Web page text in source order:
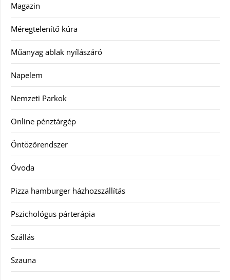
Magazin
Méregtelenítő kúra
Műanyag ablak nyílászáró
Napelem
Nemzeti Parkok
Online pénztárgép
Öntözőrendszer
Óvoda
Pizza hamburger házhozszállítás
Pszichológus párterápia
Szállás
Szauna